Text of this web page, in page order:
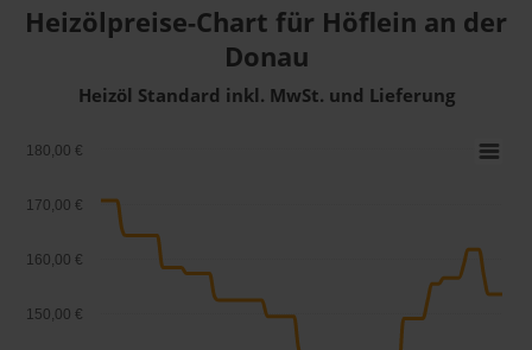
Heizölpreise-Chart für Höflein an der
Donau
Heizöl Standard inkl. MwSt. und Lieferung
150,00 €
160,00 €
170,00 €
180,00 €